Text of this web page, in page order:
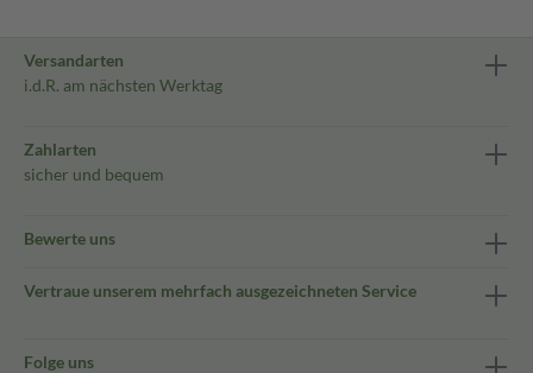
Versandarten
i.d.R. am nächsten Werktag
Zahlarten
sicher und bequem
Bewerte uns
Vertraue unserem mehrfach ausgezeichneten Service
Folge uns